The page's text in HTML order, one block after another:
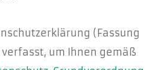
(Fassung
verfasst, um Ihnen gemäß